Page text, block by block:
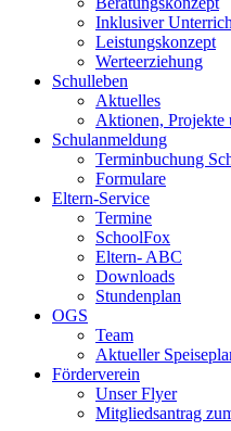
Inklusiver
Leistungskonzept
Werteerziehung
Schulleben
Aktuelles
Aktionen, Projekte
Schulanmeldung
Terminbuchung
Formulare
Eltern-Service
Termine
SchoolFox
Eltern- ABC
Downloads
Stundenplan
OGS
Team
Aktueller
Förderverein
Unser Flyer
Mitgliedsantrag